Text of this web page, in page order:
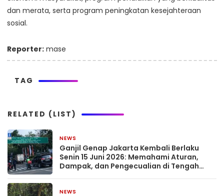
dan merata, serta program peningkatan kesejahteraan
sosial.
Reporter: mase
TAG
RELATED (LIST)
NEWS
Ganjil Genap Jakarta Kembali Berlaku
Senin 15 Juni 2026: Memahami Aturan,
Dampak, dan Pengecualian di Tengah
NEWS